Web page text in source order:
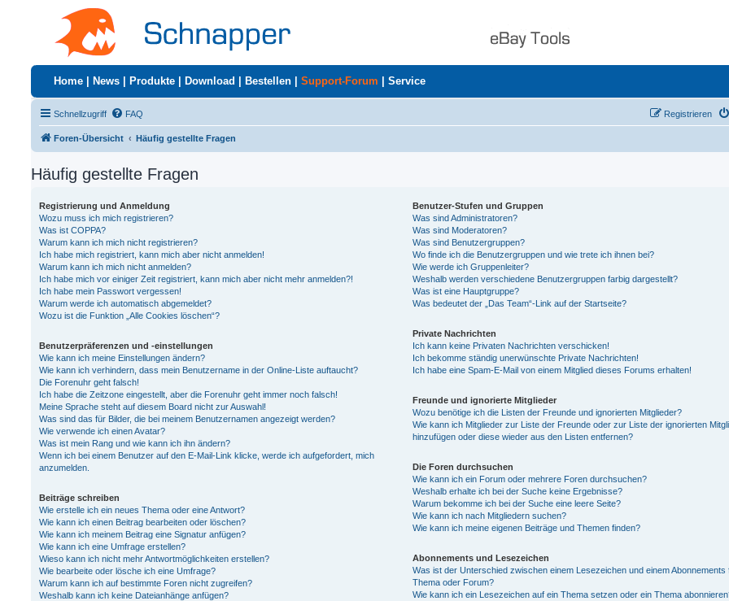
Home News Produkte Download Bestellen Support-Forum Service
Schnellzugriff FAQ Registrieren
Foren-Übersicht Häufig gestellte Fragen
Häufig gestellte Fragen
Registrierung und Anmeldung
Wozu muss ich mich registrieren?
Was ist COPPA?
Warum kann ich mich nicht registrieren?
Ich habe mich registriert, kann mich aber nicht anmelden!
Warum kann ich mich nicht anmelden?
Ich habe mich vor einiger Zeit registriert, kann mich aber nicht mehr anmelden?!
Ich habe mein Passwort vergessen!
Warum werde ich automatisch abgemeldet?
Wozu ist die Funktion „Alle Cookies löschen“?
Benutzerpräferenzen und -einstellungen
Wie kann ich meine Einstellungen ändern?
Wie kann ich verhindern, dass mein Benutzername in der Online-Liste auftaucht?
Die Forenuhr geht falsch!
Ich habe die Zeitzone eingestellt, aber die Forenuhr geht immer noch falsch!
Meine Sprache steht auf diesem Board nicht zur Auswahl!
Was sind das für Bilder, die bei meinem Benutzernamen angezeigt werden?
Wie verwende ich einen Avatar?
Was ist mein Rang und wie kann ich ihn ändern?
Wenn ich bei einem Benutzer auf den E-Mail-Link klicke, werde ich aufgefordert, mich
anzumelden.
Beiträge schreiben
Wie erstelle ich ein neues Thema oder eine Antwort?
Wie kann ich einen Beitrag bearbeiten oder löschen?
Wie kann ich meinem Beitrag eine Signatur anfügen?
Wie kann ich eine Umfrage erstellen?
Wieso kann ich nicht mehr Antwortmöglichkeiten erstellen?
Wie bearbeite oder lösche ich eine Umfrage?
Warum kann ich auf bestimmte Foren nicht zugreifen?
Weshalb kann ich keine Dateianhänge anfügen?
Benutzer-Stufen und Gruppen
Was sind Administratoren?
Was sind Moderatoren?
Was sind Benutzergruppen?
Wo finde ich die Benutzergruppen und wie trete ich ihnen bei?
Wie werde ich Gruppenleiter?
Weshalb werden verschiedene Benutzergruppen farbig dargestellt?
Was ist eine Hauptgruppe?
Was bedeutet der „Das Team“-Link auf der Startseite?
Private Nachrichten
Ich kann keine Privaten Nachrichten verschicken!
Ich bekomme ständig unerwünschte Private Nachrichten!
Ich habe eine Spam-E-Mail von einem Mitglied dieses Forums erhalten!
Freunde und ignorierte Mitglieder
Wozu benötige ich die Listen der Freunde und ignorierten Mitglieder?
Wie kann ich Mitglieder zur Liste der Freunde oder zur Liste der ignorierten
hinzufügen oder diese wieder aus den Listen entfernen?
Die Foren durchsuchen
Wie kann ich ein Forum oder mehrere Foren durchsuchen?
Weshalb erhalte ich bei der Suche keine Ergebnisse?
Warum bekomme ich bei der Suche eine leere Seite?
Wie kann ich nach Mitgliedern suchen?
Wie kann ich meine eigenen Beiträge und Themen finden?
Abonnements und Lesezeichen
Was ist der Unterschied zwischen einem Lesezeichen und einem Abonnements
Thema oder Forum?
Wie kann ich ein Lesezeichen auf ein Thema setzen oder ein Thema